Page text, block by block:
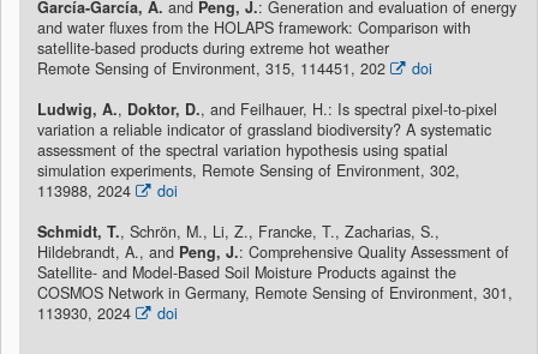
García-García, A. and Peng, J.: Generation and evaluation of energy
and water fluxes from the HOLAPS framework: Comparison with
satellite-based products during extreme hot weather
Remote Sensing of Environment, 315, 114451, 202
doi
Ludwig, A., Doktor, D., and Feilhauer, H.: Is spectral pixel-to-pixel
variation a reliable indicator of grassland biodiversity? A systematic
assessment of the spectral variation hypothesis using spatial
simulation experiments, Remote Sensing of Environment, 302,
113988, 2024
doi
Schmidt, T., Schrön, M., Li, Z., Francke, T., Zacharias, S.,
Hildebrandt, A., and Peng, J.: Comprehensive Quality Assessment of
Satellite- and Model-Based Soil Moisture Products against the
COSMOS Network in Germany, Remote Sensing of Environment, 301,
113930, 2024
doi